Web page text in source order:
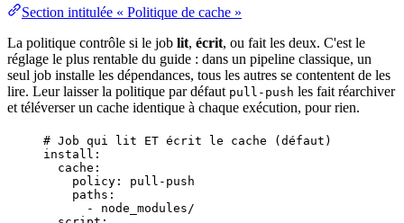
Section intitulée « Politique de cache »
La politique contrôle si le job lit, écrit, ou fait les deux. C'est le
réglage le plus rentable du guide : dans un pipeline classique, un
seul job installe les dépendances, tous les autres se contentent de les
lire. Leur laisser la politique par défaut pull-push les fait réarchiver
et téléverser un cache identique à chaque exécution, pour rien.
# Job qui lit ET écrit le cache (défaut)
install :
cache :
policy : pull-push
paths :
- node_modules/